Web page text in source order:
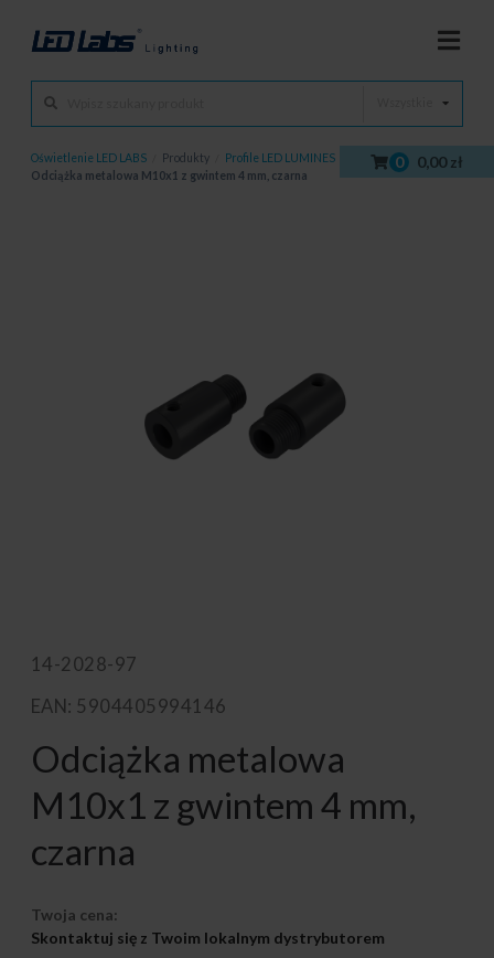
0 0,00 zł
Oświetlenie LED LABS Produkty Profile LED LUMINES Akcesoria
Odciążka metalowa M10x1 z gwintem 4 mm, czarna
14-2028-97
EAN: 5904405994146
Odciążka metalowa
M10x1 z gwintem 4 mm,
czarna
Twoja cena:
Skontaktuj się z Twoim lokalnym dystrybutorem